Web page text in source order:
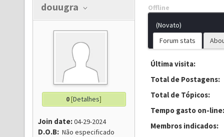
douugra
0[Detalhes]
Join date:04-29-2024
D.O.B: Não especificado
Offline
(Novato)
Forum stats
Última visita:
Total de Postagens:
Total de Tópicos:
Tempo gasto on-line:
Membros indicados: